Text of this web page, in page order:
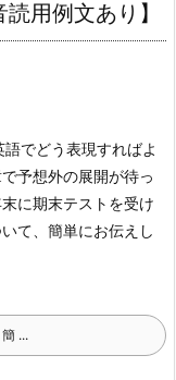
用例文あり】
でどう表現すればよ
で予想外の展開が待っ
末に期末テストを受け
て、簡単にお伝えし
...